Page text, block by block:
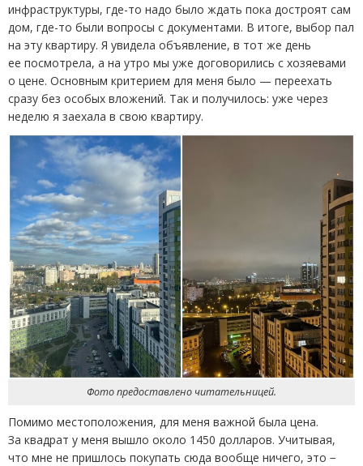
инфраструктуры, где-то надо было ждать пока достроят сам
дом, где-то были вопросы с документами. В итоге, выбор пал
на эту квартиру. Я увидела объявление, в тот же день
ее посмотрела, а на утро мы уже договорились с хозяевами
о цене. Основным критерием для меня было — переехать
сразу без особых вложений. Так и получилось: уже через
неделю я заехала в свою квартиру.
Фото предоставлено читательницей.
Помимо местоположения, для меня важной была цена.
За квадрат у меня вышло около 1450 долларов. Учитывая,
что мне не пришлось покупать сюда вообще ничего, это −